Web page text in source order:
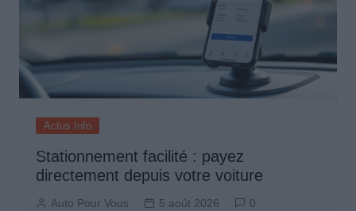
Actus Info
Stationnement facilité : payez
directement depuis votre voiture
Auto Pour Vous 5 août 2026 0